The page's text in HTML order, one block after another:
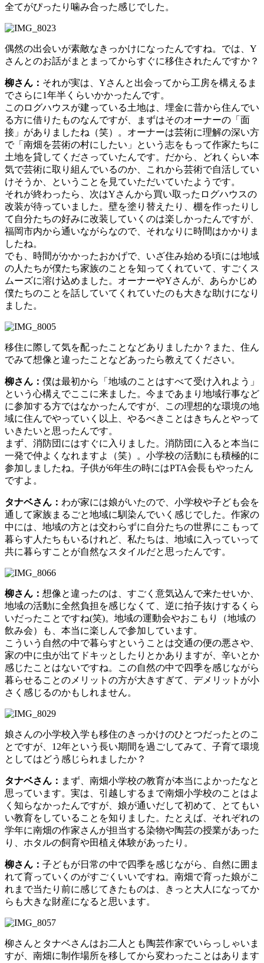
全てがぴったり噛み合った感じでした。
偶然の出会いが素敵なきっかけになったんですね。では、Y
さんとのお話がまとまってからすぐに移住されたんですか？
柳さん： それが実は、Yさんと出会ってから工房を構えるま
でさらに1年半くらいかかったんです。
このログハウスが建っている土地は、埋金に昔から住んでい
る方に借りたものなんですが、まずはそのオーナーの「面
接」がありましたね（笑）。オーナーは芸術に理解の深い方
で「南畑を芸術の村にしたい」という志をもって作家たちに
土地を貸してくださっていたんです。だから、どれくらい本
気で芸術に取り組んでいるのか、これから芸術で自活してい
けそうか、ということを見ていただいていたようです。
それが終わったら、次はYさんから買い取ったログハウスの
改装が待っていました。壁を塗り替えたり、棚を作ったりし
て自分たちの好みに改装していくのは楽しかったんですが、
福岡市内から通いながらなので、それなりに時間はかかりま
したね。
でも、時間がかかったおかげで、いざ住み始める頃には地域
の人たちが僕たち家族のことを知ってくれていて、すごくス
ムーズに溶け込めました。オーナーやYさんが、あらかじめ
僕たちのことを話していてくれていたのも大きな助けになり
ました。
移住に際して気を配ったことなどありましたか？また、住ん
でみて想像と違ったことなどあったら教えてください。
柳さん： 僕は最初から「地域のことはすべて受け入れよう」
という心構えでここに来ました。今まであまり地域行事など
に参加する方ではなかったんですが、この理想的な環境の地
域に住んでやっていく以上、やるべきことはきちんとやって
いきたいと思ったんです。
まず、消防団にはすぐに入りました。消防団に入ると本当に
一発で仲よくなれますよ（笑）。小学校の活動にも積極的に
参加しましたね。子供が6年生の時にはPTA会長もやったん
ですよ。
タナベさん： わが家には娘がいたので、小学校や子ども会を
通して家族まるごと地域に馴染んでいく感じでした。作家の
中には、地域の方とは交わらずに自分たちの世界にこもって
暮らす人たちもいるけれど、私たちは、地域に入っていって
共に暮らすことが自然なスタイルだと思ったんです。
柳さん： 想像と違ったのは、すごく意気込んで来たせいか、
地域の活動に全然負担を感じなくて、逆に拍子抜けするくら
いだったことですね(笑)。地域の運動会やおこもり（地域の
飲み会）も、本当に楽しんで参加しています。
こういう自然の中で暮らすということは交通の便の悪さや、
家の中に虫が出てドキッとしたりとかありますが、辛いとか
感じたことはないですね。この自然の中で四季を感じながら
暮らせることのメリットの方が大きすぎて、デメリットが小
さく感じるのかもしれません。
娘さんの小学校入学も移住のきっかけのひとつだったとのこ
とですが、12年という長い期間を過ごしてみて、子育て環境
としてはどう感じられましたか？
タナベさん： まず、南畑小学校の教育が本当によかったなと
思っています。実は、引越しするまで南畑小学校のことはよ
く知らなかったんですが、娘が通いだして初めて、とてもい
い教育をしていることを知りました。たとえば、それぞれの
学年に南畑の作家さんが担当する染物や陶芸の授業があった
り、ホタルの飼育や田植え体験があったり。
柳さん： 子どもが日常の中で四季を感じながら、自然に囲ま
れて育っていくのがすごくいいですね。南畑で育った娘がこ
れまで当たり前に感じてきたものは、きっと大人になってか
らも大きな財産になると思います。
柳さんとタナベさんはお二人とも陶芸作家でいらっしゃいま
すが、南畑に制作場所を移してから変わったことはあります